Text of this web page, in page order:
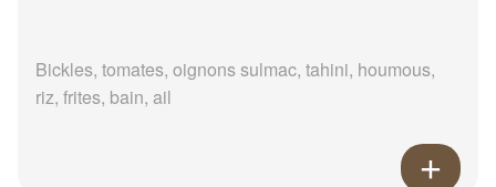
Bickles, tomates, oignons sulmac, tahini, houmous,
riz, frites, bain, ail